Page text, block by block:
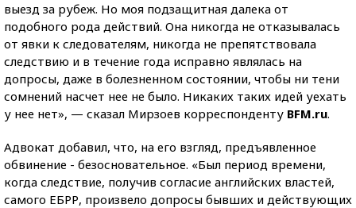
выезд за рубеж. Но моя подзащитная далека от
подобного рода действий. Она никогда не отказывалась
от явки к следователям, никогда не препятствовала
следствию и в течение года исправно являлась на
допросы, даже в болезненном состоянии, чтобы ни тени
сомнений насчет нее не было. Никаких таких идей уехать
у нее нет», — сказал Мирзоев корреспонденту BFM.ru.
Адвокат добавил, что, на его взгляд, предъявленное
обвинение - безосновательное. «Был период времени,
когда следствие, получив согласие английских властей,
самого ЕБРР, произвело допросы бывших и действующих